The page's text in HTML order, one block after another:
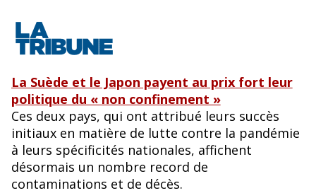
La Suède et le Japon payent au prix fort leur
politique du « non confinement »
Ces deux pays, qui ont attribué leurs succès
initiaux en matière de lutte contre la pandémie
à leurs spécificités nationales, affichent
désormais un nombre record de
contaminations et de décès.